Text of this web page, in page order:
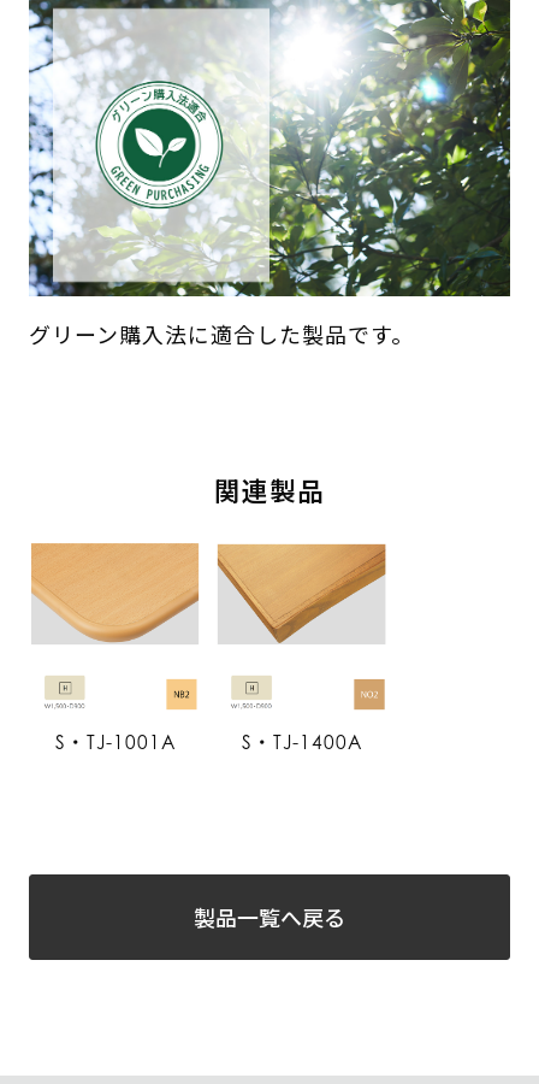
グリーン購入法に適合した製品です。
関連製品
S・TJ-1001A S・TJ-1400A
製品一覧へ戻る